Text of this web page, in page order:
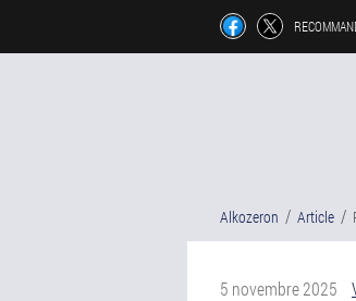
Alkozeron Article
5 novembre 2025